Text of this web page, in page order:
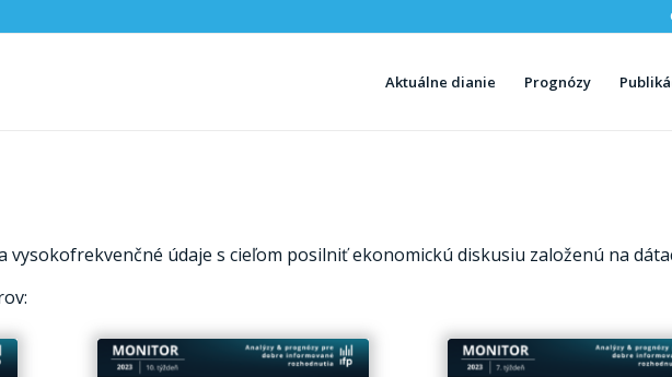
Aktuálne dianie Prognózy
vysokofrekvenčné údaje s cieľom posilniť ekonomickú diskusiu založenú na